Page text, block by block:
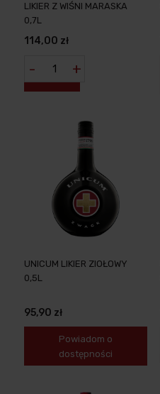
LIKIER Z WIŚNI MARASKA
0,7L
114,00 zł
- +
UNICUM LIKIER ZIOŁOWY
0,5L
95,90 zł
Powiadom o
dostępności